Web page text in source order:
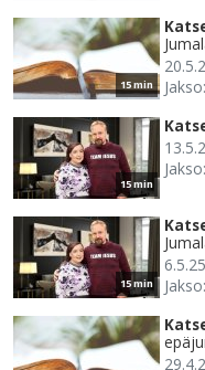
15 min
15 min
15 min